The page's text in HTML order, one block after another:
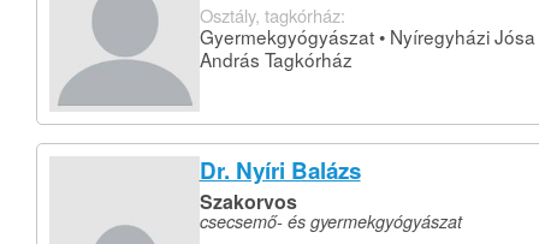
Osztály, tagkórház:
Gyermekgyógyászat • Nyíregyházi Jósa
András Tagkórház
Dr. Nyíri Balázs
Szakorvos
csecsemő- és gyermekgyógyászat